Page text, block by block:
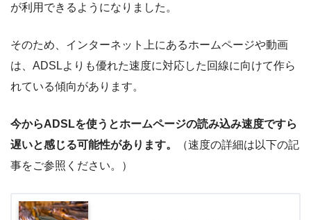
が利用できるようになりました。
そのため、インターネット上にあるホームページや動画
は、ADSLよりも優れた速度に対応した回線に向けて作ら
れている傾向があります。
今からADSLを使うとホームページの読み込み速度ですら
遅いと感じる可能性があります。
（速度の詳細は以下の記
事をご参照ください。）